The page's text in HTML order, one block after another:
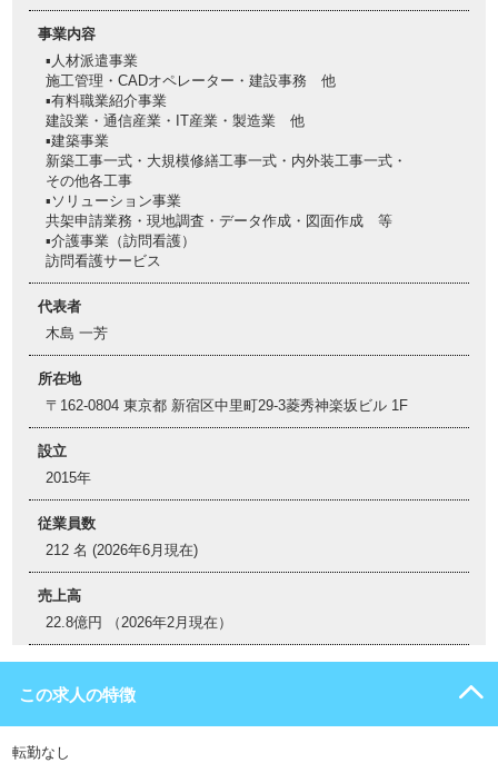
事業内容
▪人材派遣事業
施工管理・CADオペレーター・建設事務 他
▪有料職業紹介事業
建設業・通信産業・IT産業・製造業 他
▪建築事業
新築工事一式・大規模修繕工事一式・内外装工事一式・
その他各工事
▪ソリューション事業
共架申請業務・現地調査・データ作成・図面作成 等
▪介護事業（訪問看護）
訪問看護サービス
代表者
木島 一芳
所在地
〒162-0804 東京都 新宿区中里町29-3菱秀神楽坂ビル 1F
設立
2015年
従業員数
212 名 (2026年6月現在)
売上高
22.8億円 （2026年2月現在）
この求人の特徴
転勤なし